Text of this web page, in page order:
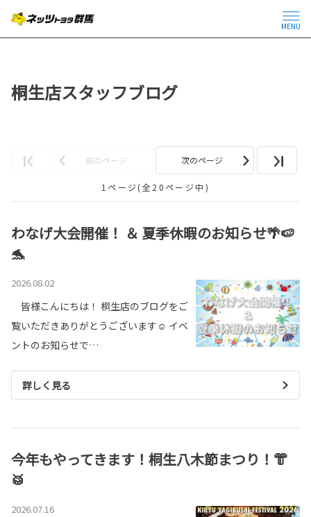
MENU
桐生店スタッフブログ
前のページ 次のページ
1ページ(全20ページ中)
わなげ大会開催！ ＆ 夏季休暇のお知らせ🌴🍉
🐬
2026.08.02
皆様こんにちは！ 桐生店のブログをご
覧いただきありがとうございます☺ イベ
ントのお知らせで…
詳しく見る
今年もやってきます！桐生八木節まつり！👘
🥁
2026.07.16